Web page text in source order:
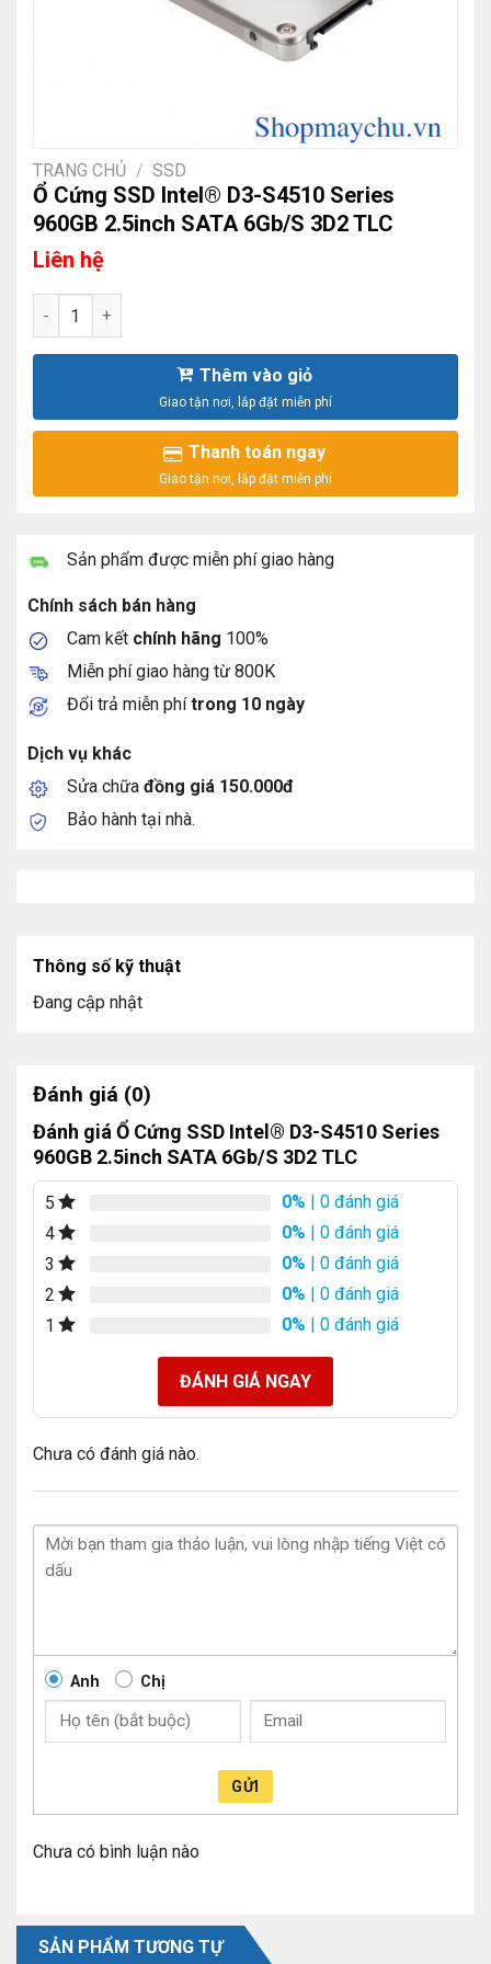
TRANG CHỦ / SSD
Ổ Cứng SSD Intel® D3-S4510 Series
960GB 2.5inch SATA 6Gb/S 3D2 TLC
Liên hệ
Ổ Cứng SSD Intel® D3-S4510 Series 960GB 2.5inch SATA
Thêm vào giỏ
Thanh toán ngay
Sản phẩm được miễn phí giao hàng
Chính sách bán hàng
Cam kết chính hãng 100%
Miễn phí giao hàng từ 800K
Đổi trả miễn phítrong 10 ngày
Dịch vụ khác
Sửa chữa đồng giá 150.000đ
Bảo hành tại nhà.
Thông số kỹ thuật
Đang cập nhật
Đánh giá (0)
Đánh giá Ổ Cứng SSD Intel® D3-S4510 Series
960GB 2.5inch SATA 6Gb/S 3D2 TLC
5 0% | 0 đánh giá
4
0% | 0 đánh giá
3
0% | 0 đánh giá
2
0% | 0 đánh giá
1
0% | 0 đánh giá
ĐÁNH GIÁ NGAY
Chưa có đánh giá nào.
Anh Chị
GỬI
Chưa có bình luận nào
SẢN PHẨM TƯƠNG TỰ